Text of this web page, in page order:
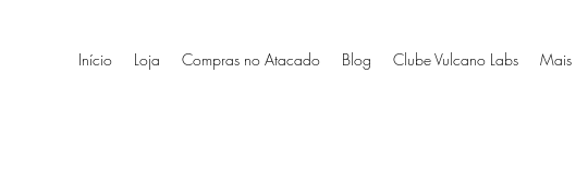
Início Loja Compras no Atacado Blog Clube Vulcano Labs Mais